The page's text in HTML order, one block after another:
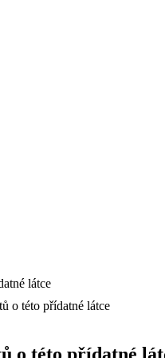
o této přídatné látce